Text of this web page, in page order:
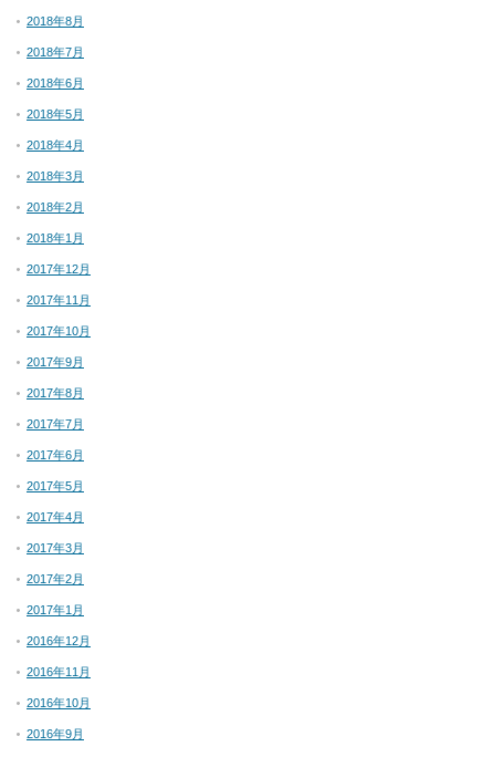
2018年8月
2018年7月
2018年6月
2018年5月
2018年4月
2018年3月
2018年2月
2018年1月
2017年12月
2017年11月
2017年10月
2017年9月
2017年8月
2017年7月
2017年6月
2017年5月
2017年4月
2017年3月
2017年2月
2017年1月
2016年12月
2016年11月
2016年10月
2016年9月